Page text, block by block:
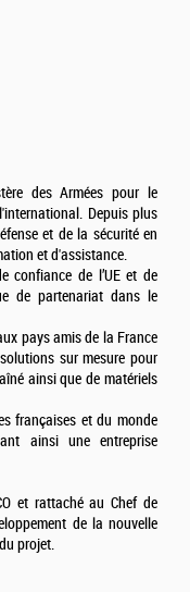
des Armées pour le
Depuis plus
et de la sécurité en
et d'assistance.
confiance de l’UE et de
de partenariat dans le
pays amis de la France
sur mesure pour
ainsi que de matériels
françaises et du monde
ainsi une entreprise
et rattaché au Chef de
de la nouvelle
projet.